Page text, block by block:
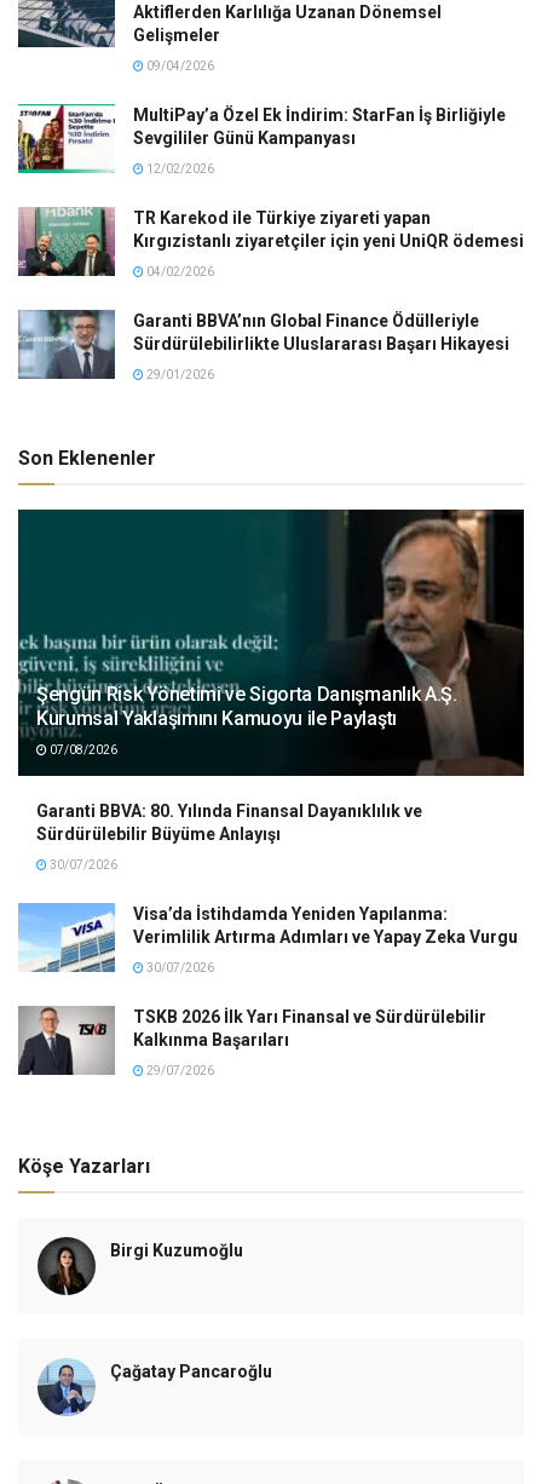
Aktiflerden Karlılığa Uzanan Dönemsel
Gelişmeler
09/04/2026
MultiPay’a Özel Ek İndirim: StarFan İş Birliğiyle
Sevgililer Günü Kampanyası
12/02/2026
TR Karekod ile Türkiye ziyareti yapan
Kırgızistanlı ziyaretçiler için yeni UniQR ödemesi
04/02/2026
Garanti BBVA’nın Global Finance Ödülleriyle
Sürdürülebilirlikte Uluslararası Başarı Hikayesi
29/01/2026
Son Eklenenler
Şengün Risk Yönetimi ve Sigorta Danışmanlık A.Ş.
Kurumsal Yaklaşımını Kamuoyu ile Paylaştı
07/08/2026
Garanti BBVA: 80. Yılında Finansal Dayanıklılık ve
Sürdürülebilir Büyüme Anlayışı
30/07/2026
Visa’da İstihdamda Yeniden Yapılanma:
Verimlilik Artırma Adımları ve Yapay Zeka Vurgu
30/07/2026
TSKB 2026 İlk Yarı Finansal ve Sürdürülebilir
Kalkınma Başarıları
29/07/2026
Köşe Yazarları
Birgi Kuzumoğlu
Çağatay Pancaroğlu